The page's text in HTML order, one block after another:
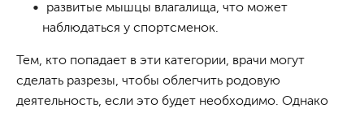
развитые мышцы влагалища, что может
наблюдаться у спортсменок.
Тем, кто попадает в эти категории, врачи могут
сделать разрезы, чтобы облегчить родовую
деятельность, если это будет необходимо. Однако